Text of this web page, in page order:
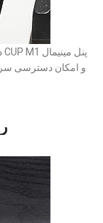
و امکان دسترسی